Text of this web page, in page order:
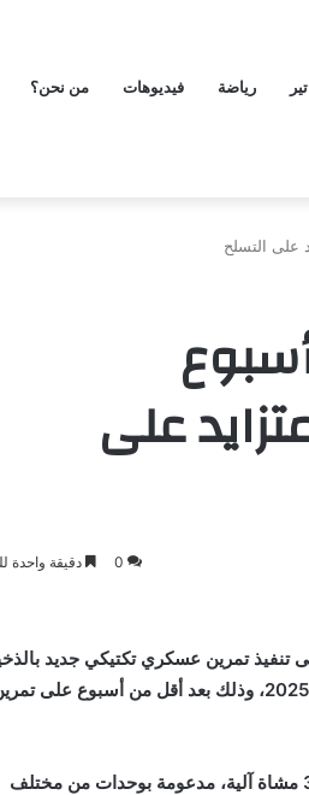
رياضة فيديوهات من نحن؟
على التسلح
على
0 دقيقة واحدة
تنفيذ تمرين عسكري تكتيكي جديد
الحية تحت مسمى “صمود 2025″، في إطار تتويج سنة التحضير القتالي 2024 – 2025، وذلك بعد أقل من أسبوع على
التمرين الأخير جرى تنفيذه في الناحية العسكرية الثانية، بمشاركة وحدات اللواء 36 مشاة آلية، مدعومة بوحدات من مختلف